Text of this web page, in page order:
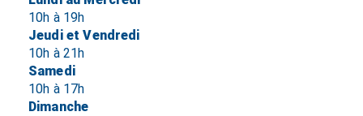
10h à 19h
Jeudi et Vendredi
10h à 21h
Samedi
10h à 17h
Dimanche